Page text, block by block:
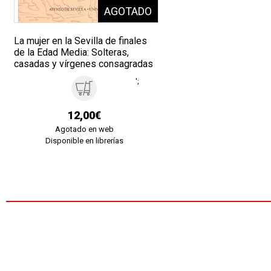
La mujer en la Sevilla de finales
de la Edad Media: Solteras,
casadas y vírgenes consagradas
12,00€
Agotado en web
Disponible en librerías
';